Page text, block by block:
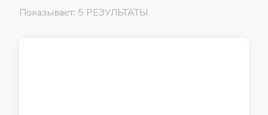
Показывает: 5 РЕЗУЛЬТАТЫ